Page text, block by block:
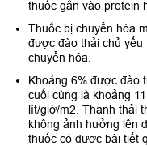
thuốc gắn vào protein
Thuốc bị chuyển hóa
được đào thải chủ
chuyển hóa.
Khoảng 6% được đào
cuối cùng là khoảng
lít/giờ/m2. Thanh thải
không ảnh hưởng lên
thuốc có được bài tiết